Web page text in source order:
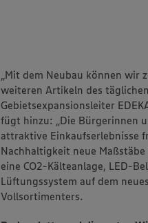
„Mit dem Neubau können wir
weiteren Artikeln des
Gebietsexpansionsleiter
fügt hinzu: „Die Bürgerinnen
attraktive Einkaufserlebnisse
Nachhaltigkeit neue
eine CO2-Kälteanlage, LED-
Lüftungssystem auf dem
Vollsortimenters.